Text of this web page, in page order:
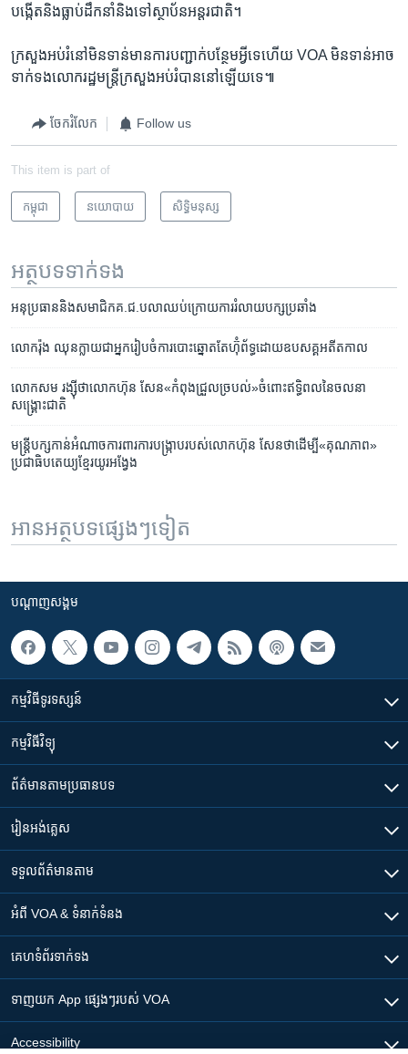
បង្កើត​និង​ធ្លាប់ដឹកនាំ​និង​ទៅ​ស្ថាប័ន​អន្តរជាតិ។
ក្រសួង​អប់រំ​នៅ​មិន​ទាន់​មានការ​បញ្ជាក់​បន្ថែម​អ្វីទេ​ហើយ​ VOA ​មិន​ទាន់​អាច​
ទាក់ទងលោក​រដ្ឋមន្ត្រី​ក្រសួង​អប់រំ​បាន​នៅ​ឡើយ​ទេ៕
ចែករំលែក Follow us
This item is part of
កម្ពុជា នយោបាយ សិទ្ធិ​មនុស្ស
អត្ថបទ​ទាក់ទង
អនុប្រធាន​និង​សមាជិក​គ.ជ.ប​លាឈប់​ក្រោយ​ការរំលាយ​បក្ស​ប្រឆាំង
លោក​រ៉ុង ឈុន​ក្លាយ​ជា​អ្នក​រៀបចំ​ការបោះឆ្នោត​តែ​ហ៊ុំព័ទ្ធ​ដោយ​ឧបសគ្គ​អតីតកាល
​លោក​​​សម រង្ស៊ី​ថា​​​​លោក​​​ហ៊ុន សែន​​«កំពុង​ជ្រួល​ច្របល់»​ចំពោះ​ឥទ្ធិពល​នៃ​ចលនា​
សង្គ្រោះជាតិ​
មន្ត្រី​បក្ស​កាន់​អំណាច​​ការពារ​ការ​បង្ក្រាប​របស់​​លោក​ហ៊ុន សែន​ថា​ដើម្បី​«គុណភាព‍»​
ប្រជាធិបតេយ្យ​ខ្មែរ​យូរ​អង្វែង​
អានអត្ថបទផ្សេងៗទៀត
បណ្តាញ​សង្គម
កម្មវិធី​ទូរទស្សន៍
កម្មវិធី​វិទ្យុ
ព័ត៌មាន​តាមប្រធានបទ​
រៀន​​អង់គ្លេស
ទទួល​ព័ត៌មាន​តាម
អំពី​ VOA & ទំនាក់ទំនង
គេហទំព័រ​​ទាក់ទង
ទាញយក​ App ផ្សេងៗ​របស់​ VOA
Accessibility